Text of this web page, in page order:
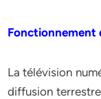
Fonctionnement
La télévision
diffusion